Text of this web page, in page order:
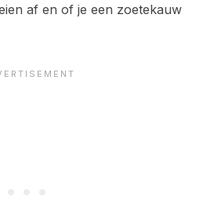
af en of je een zoetekauw